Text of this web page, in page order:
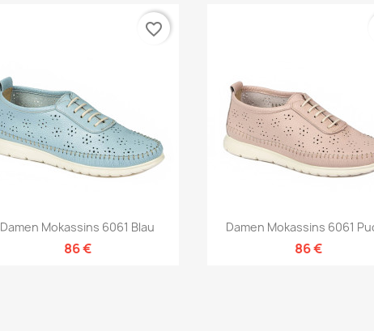
Vorschau
Damen Mokassins 6061 Blau
86 €
favorite_border
Vorschau
Damen Mokassins 6061
86 €